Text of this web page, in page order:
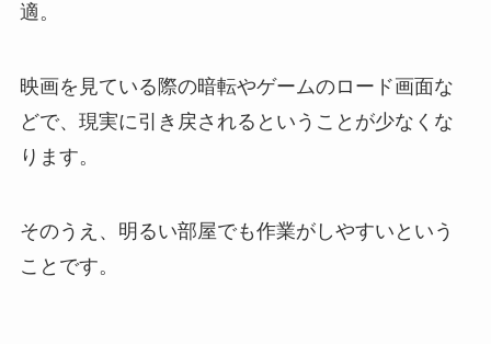
適。
映画を見ている際の暗転やゲームのロード画面な
どで、現実に引き戻されるということが少なくな
ります。
そのうえ、明るい部屋でも作業がしやすいという
ことです。